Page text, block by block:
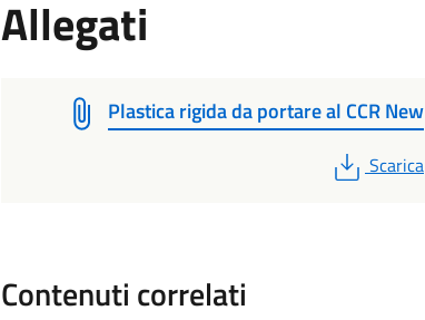
Allegati
Plastica rigida da portare al CCR New
PDF
Scarica
Contenuti correlati